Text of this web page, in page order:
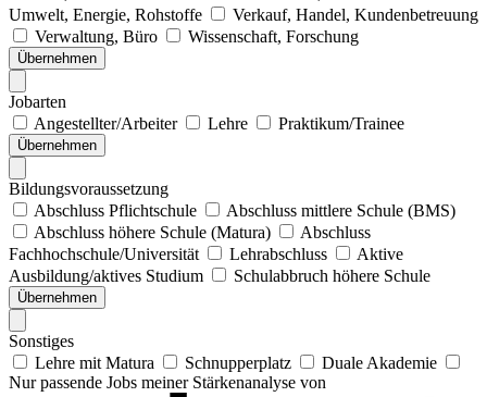
Umwelt, Energie, Rohstoffe
Verkauf, Handel, Kundenbetreuung
Verwaltung, Büro
Wissenschaft, Forschung
Übernehmen
Jobarten
Angestellter/Arbeiter
Lehre Praktikum/Trainee
Übernehmen
Bildungsvoraussetzung
Abschluss Pflichtschule
Abschluss mittlere Schule (BMS)
Abschluss höhere Schule (Matura)
Abschluss
Fachhochschule/Universität
Lehrabschluss
Aktive
Ausbildung/aktives Studium
Schulabbruch höhere Schule
Übernehmen
Sonstiges
Lehre mit Matura
Schnupperplatz
Duale Akademie
Nur passende Jobs meiner Stärkenanalyse von